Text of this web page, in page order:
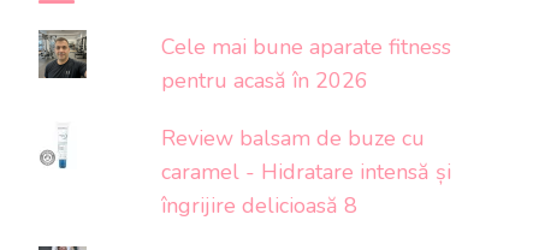
Cele mai bune aparate fitness
pentru acasă în 2026
Review balsam de buze cu
caramel - Hidratare intensă și
îngrijire delicioasă 8